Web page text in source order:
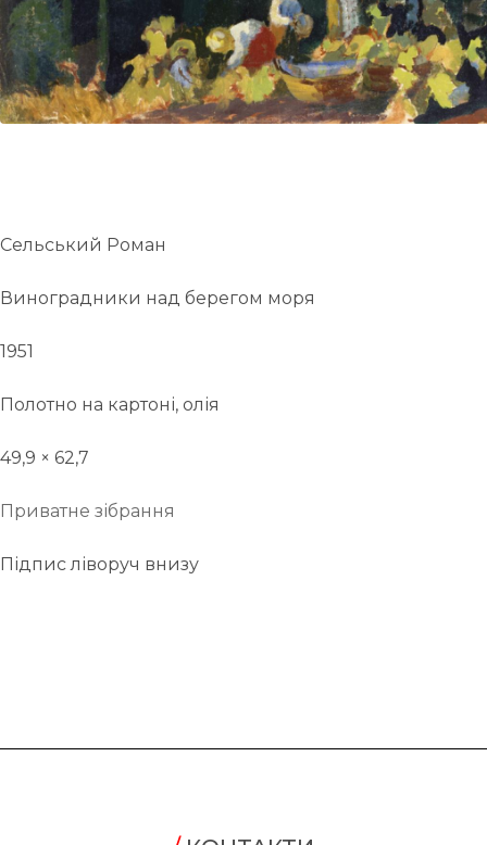
Сельський Роман
Виноградники над берегом моря
1951
Полотно на картоні, олія
49,9 × 62,7
Приватне зібрання
Підпис ліворуч внизу